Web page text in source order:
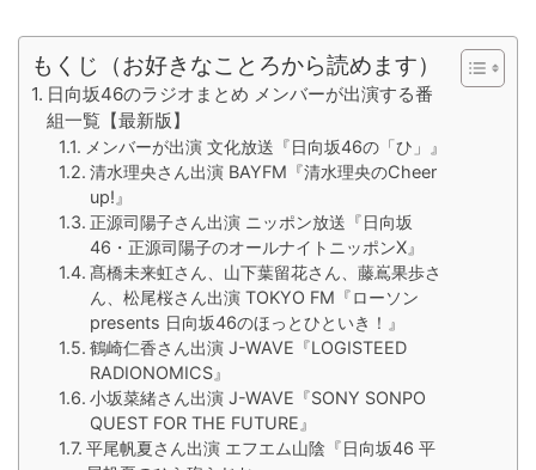
もくじ（お好きなことろから読めます）
日向坂46のラジオまとめ メンバーが出演する番
組一覧【最新版】
メンバーが出演 文化放送『日向坂46の「ひ」』
清水理央さん出演 BAYFM『清水理央のCheer
up!』
正源司陽子さん出演 ニッポン放送『日向坂
46・正源司陽子のオールナイトニッポンX』
髙橋未来虹さん、山下葉留花さん、藤嶌果歩さ
ん、松尾桜さん出演 TOKYO FM『ローソン
presents 日向坂46のほっとひといき！』
鶴崎仁香さん出演 J-WAVE『LOGISTEED
RADIONOMICS』
小坂菜緒さん出演 J-WAVE『SONY SONPO
QUEST FOR THE FUTURE』
平尾帆夏さん出演 エフエム山陰『日向坂46 平